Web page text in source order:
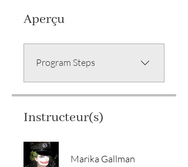
Aperçu
Program Steps
Instructeur(s)
Marika Gallman